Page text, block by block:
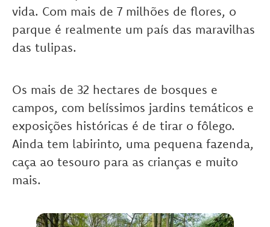
vida. Com mais de 7 milhões de flores, o
parque é realmente um país das maravilhas
das tulipas.
Os mais de 32 hectares de bosques e
campos, com belíssimos jardins temáticos e
exposições históricas é de tirar o fôlego.
Ainda tem labirinto, uma pequena fazenda,
caça ao tesouro para as crianças e muito
mais.